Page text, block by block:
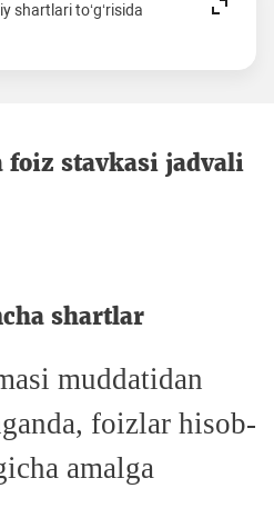
shartlari to‘g‘risida
foiz stavkasi jadvali
shartlar
muddatidan
foizlar hisob-
amalga